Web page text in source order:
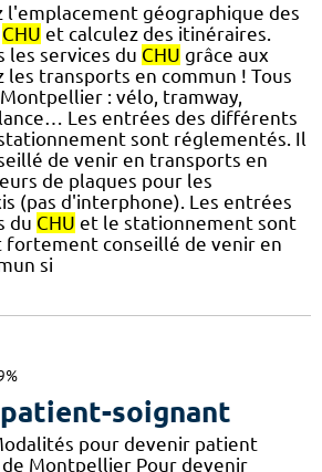
l'emplacement géographique des
CHU et calculez des itinéraires.
les services du CHU grâce aux
transports en commun ! Tous
: vélo, tramway,
Les entrées des différents
sont réglementés. Il
de venir en transports en
de plaques pour les
(pas d'interphone). Les entrées
du CHU et le stationnement sont
fortement conseillé de venir en
si
soignant
pour devenir patient
de Montpellier Pour devenir